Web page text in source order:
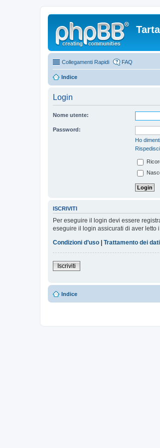
Collegamenti Rapidi FAQ
Indice
Login
Nome utente:
Password:
Ho
ISCRIVITI
Per eseguire il login devi essere
eseguire il login assicurati di aver letto
Condizioni d’uso | Trattamento dei
Iscriviti
Indice